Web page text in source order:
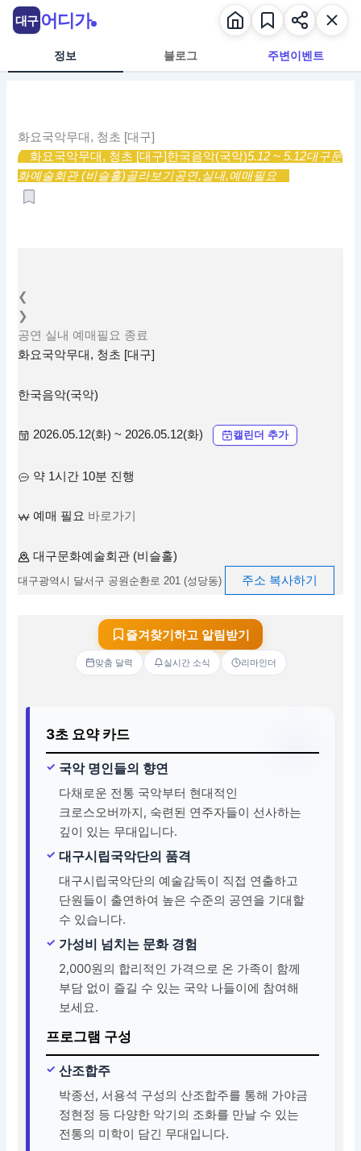
정보 블로그 주변이벤트
화요국악무대, 청초 [대구]
화요국악무대, 청초 [대구]한국음악(국악)5.12 ~ 5.12대구문
화예술회관 (비슬홀)골라보기공연,실내,예매필요
❮
❯
공연 실내 예매필요 종료
화요국악무대, 청초 [대구]
한국음악(국악)
2026.05.12(화) ~ 2026.05.12(화) 캘린더 추가
약 1시간 10분 진행
예매 필요 바로가기
대구문화예술회관 (비슬홀)
대구광역시 달서구 공원순환로 201 (성당동) 주소 복사하기
즐겨찾기하고 알림받기
맞춤 달력 실시간 소식 리마인더
3초 요약 카드
국악 명인들의 향연
다채로운 전통 국악부터 현대적인
크로스오버까지, 숙련된 연주자들이 선사하는
깊이 있는 무대입니다.
대구시립국악단의 품격
대구시립국악단의 예술감독이 직접 연출하고
단원들이 출연하여 높은 수준의 공연을 기대할
수 있습니다.
가성비 넘치는 문화 경험
2,000원의 합리적인 가격으로 온 가족이 함께
부담 없이 즐길 수 있는 국악 나들이에 참여해
보세요.
프로그램 구성
산조합주
박종선, 서용석 구성의 산조합주를 통해 가야금
정현정 등 다양한 악기의 조화를 만날 수 있는
전통의 미학이 담긴 무대입니다.
대구 어디가